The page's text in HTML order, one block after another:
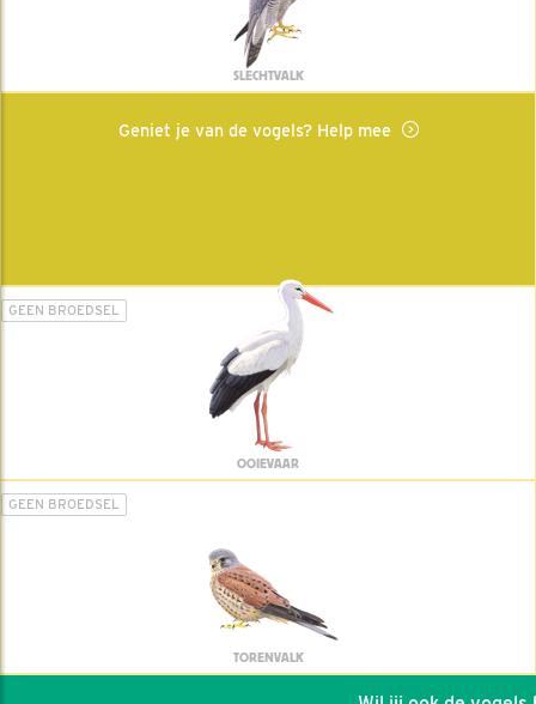
SLECHTVALK
Geniet je van de vogels? Help mee
GEEN BROEDSEL
OOIEVAAR
GEEN BROEDSEL
TORENVALK